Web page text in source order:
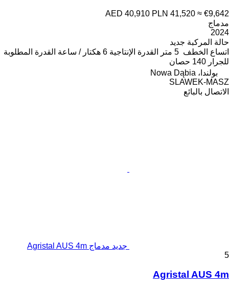
AED 40,910 PLN 41,520 ≈ €9,642
مدماج
2024
حالة المركبة جديد
اتساع الخطف 5 متر القدرة الإنتاجية 6 هكتار / ساعة
القدرة المطلوبة
للجرار 140 حصان
بولندا، Nowa Dąbia
SLAWEK-MASZ
الاتصال بالبائع
جديد مدماج Agristal AUS 4m
5
Agristal AUS 4m